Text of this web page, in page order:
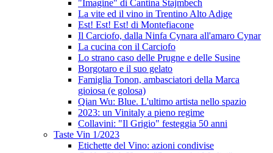
"Imagine" di Cantina Stajmbech
La vite ed il vino in Trentino Alto Adige
Est! Est! Est! di Montefiacone
Il Carciofo, dalla Ninfa Cynara all'amaro Cynar
La cucina con il Carciofo
Lo strano caso delle Prugne e delle Susine
Borgotaro e il suo gelato
Famiglia Tonon, ambasciatori della Marca
gioiosa (e golosa)
Qian Wu: Blue. L'ultimo artista nello spazio
2023: un Vinitaly a pieno regime
Collavini: "Il Grigio" festeggia 50 anni
Taste Vin 1/2023
Etichette del Vino: azioni condivise